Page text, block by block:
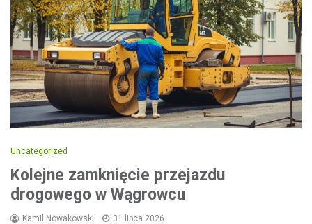
Uncategorized
Kolejne zamknięcie przejazdu
drogowego w Wągrowcu
Kamil Nowakowski 31 lipca 2026